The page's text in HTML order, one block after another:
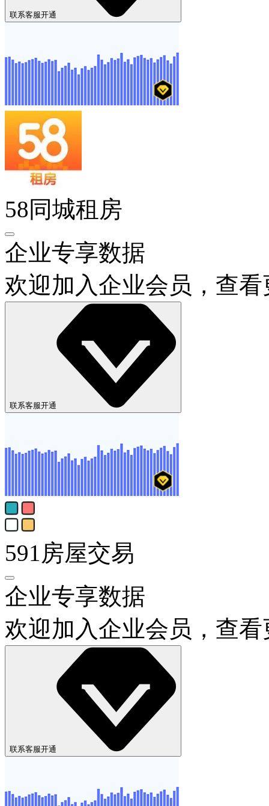
联系客服开通
58同城租房
企业专享数据
欢迎加入企业会员，查
联系客服开通
591房屋交易
企业专享数据
欢迎加入企业会员，查
联系客服开通